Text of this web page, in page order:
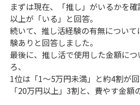
まずは現在、「推し」がいるかを
以上が「いる」と回答。
続いて、推し活経験の有無につい
験ありと回答しました。
最後に、推し活で使用した金額に
ろ、
1位は「1～5万円未満」と約4割が
「20万円以上」3割と、費やす金額